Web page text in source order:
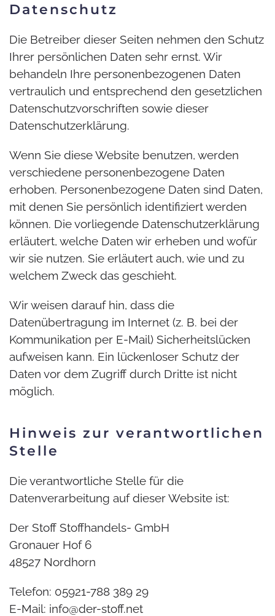
Datenschutz
Die Betreiber dieser Seiten nehmen den Schutz
Ihrer persönlichen Daten sehr ernst. Wir
behandeln Ihre personenbezogenen Daten
vertraulich und entsprechend den gesetzlichen
Datenschutzvorschriften sowie dieser
Datenschutzerklärung.
Wenn Sie diese Website benutzen, werden
verschiedene personenbezogene Daten
erhoben. Personenbezogene Daten sind Daten,
mit denen Sie persönlich identifiziert werden
können. Die vorliegende Datenschutzerklärung
erläutert, welche Daten wir erheben und wofür
wir sie nutzen. Sie erläutert auch, wie und zu
welchem Zweck das geschieht.
Wir weisen darauf hin, dass die
Datenübertragung im Internet (z. B. bei der
Kommunikation per E-Mail) Sicherheitslücken
aufweisen kann. Ein lückenloser Schutz der
Daten vor dem Zugriff durch Dritte ist nicht
möglich.
Hinweis zur verantwortlichen
Stelle
Die verantwortliche Stelle für die
Datenverarbeitung auf dieser Website ist:
Der Stoff Stoffhandels- GmbH
Gronauer Hof 6
48527 Nordhorn
Telefon: 05921-788 389 29
E-Mail: info@der-stoff.net